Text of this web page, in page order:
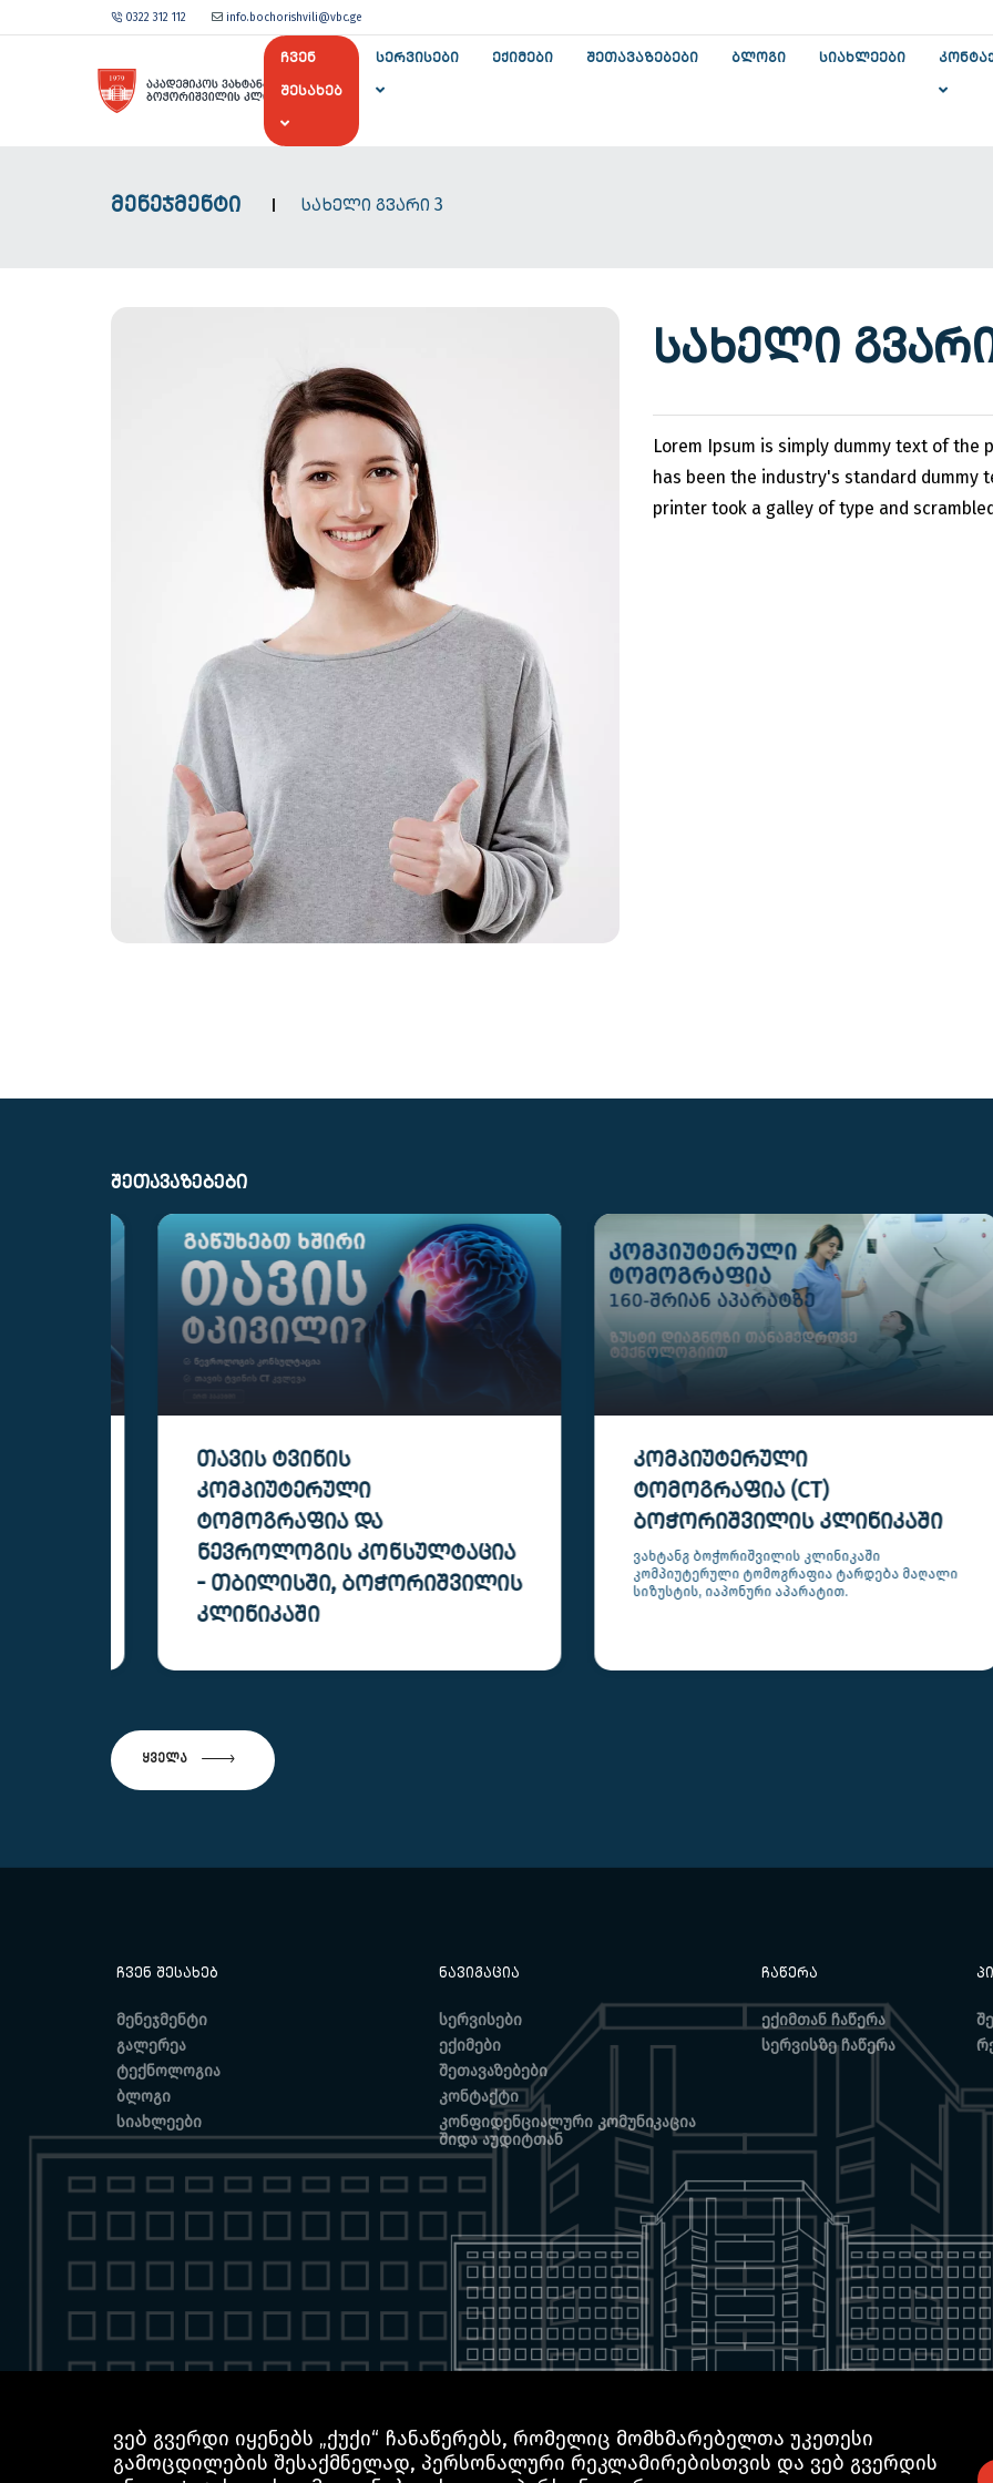
0322 312 112 info.bochorishvili@vbc.ge
ᲩᲕᲔᲜ
ᲨᲔᲡᲐᲮᲔᲑ
ᲡᲔᲠᲕᲘᲡᲔᲑᲘ ᲔᲥᲘᲛᲔᲑᲘ ᲨᲔᲗᲐᲕᲐᲖᲔᲑᲔᲑᲘ ᲑᲚᲝᲒᲘ ᲡᲘᲐᲮᲚᲔᲔᲑᲘ
ᲛᲔᲜᲔᲯᲛᲔᲜᲢᲘ ᲡᲐᲮᲔᲚᲘ ᲒᲕᲐᲠᲘ 3
ᲡᲐᲮᲔᲚᲘ
Lorem Ipsum is simply dummy text of
has been the industry's standard dummy
printer took a galley of type and
ᲨᲔᲗᲐᲕᲐᲖᲔᲑᲔᲑᲘ
ᲗᲐᲕᲘᲡ ᲢᲕᲘᲜᲘᲡ
ᲙᲝᲛᲞᲘᲣᲢᲔᲠᲣᲚᲘ
ᲢᲝᲛᲝᲒᲠᲐᲤᲘᲐ ᲓᲐ
ᲜᲔᲕᲠᲝᲚᲝᲒᲘᲡ ᲙᲝᲜᲡᲣᲚᲢᲐᲪᲘᲐ
- ᲗᲑᲘᲚᲘᲡᲨᲘ, ᲑᲝᲭᲝᲠᲘᲨᲕᲘᲚᲘᲡ
ᲙᲚᲘᲜᲘᲙᲐᲨᲘ
ტომოგრაფია და მიიღეთ ნევროლოგის
ᲙᲝᲛᲞᲘᲣᲢᲔᲠᲣᲚᲘ
ᲢᲝᲛᲝᲒᲠᲐᲤᲘᲐ (CT)
ᲑᲝᲭᲝᲠᲘᲨᲕᲘᲚᲘᲡ ᲙᲚᲘᲜᲘᲙᲐᲨᲘ
ვახტანგ ბოჭორიშვილის კლინიკაში
კომპიუტერული ტომოგრაფია ტარდება მაღალი
სიზუსტის, იაპონური აპარატით.
ᲧᲕᲔᲚᲐ
ᲩᲕᲔᲜ ᲨᲔᲡᲐᲮᲔᲑ
მენეჯმენტი
გალერეა
ტექნოლოგია
ბლოგი
სიახლეები
ᲜᲐᲕᲘᲒᲐᲪᲘᲐ
სერვისები
ექიმები
შეთავაზებები
კონტაქტი
კონფიდენციალური კომუნიკაცია
შიდა აუდიტთან
ᲩᲐᲬᲔᲠᲐ
ექიმთან ჩაწერა
სერვისზე ჩაწერა
© 2025 BOCHORISHVILI CLINIC IS PROUDLY POWERED BYGTN TECHNOLOGICS
ვებ გვერდი იყენებს „ქუქი“ ჩანაწერებს, რომელიც მომხმარებელთა უკეთესი
გამოცდილების შესაქმნელად, პერსონალური რეკლამირებისთვის და ვებ გვერდის